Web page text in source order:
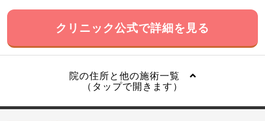
クリニック公式で詳細を見る
院の住所と他の施術一覧
（タップで開きます）